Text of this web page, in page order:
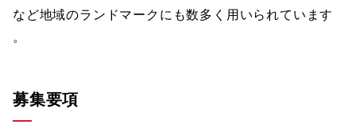
など地域のランドマークにも数多く用いられています
。
募集要項